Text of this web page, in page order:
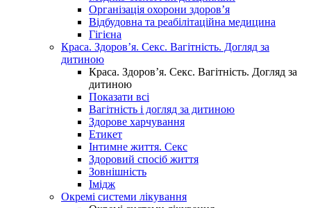
Організація охорони здоров’я
Відбудовна та реабілітаційна медицина
Гігієна
Краса. Здоров’я. Секс. Вагітність. Догляд за
дитиною
Краса. Здоров’я. Секс. Вагітність. Догляд за
дитиною
Показати всі
Вагітність і догляд за дитиною
Здорове харчування
Етикет
Інтимне життя. Секс
Здоровий спосіб життя
Зовнішність
Імідж
Окремі системи лікування